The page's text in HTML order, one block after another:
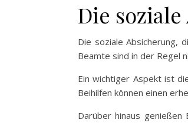
Die
Die soziale Absicherung,
Beamte sind in der Regel
Ein wichtiger Aspekt ist
Beihilfen können einen
Darüber hinaus